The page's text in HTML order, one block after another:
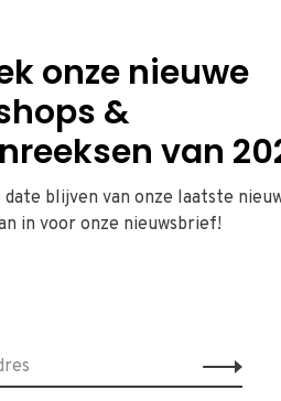
onze nieuwe
&
van
date blijven van onze laatste
in voor onze nieuwsbrief!